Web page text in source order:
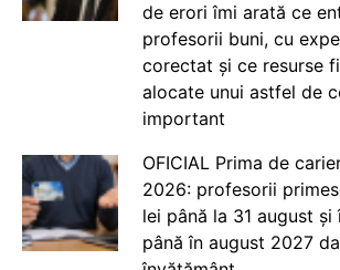
de erori îmi arată ce
profesorii buni, cu
corectat și ce resurse
alocate unui astfel de
important
OFICIAL Prima de
2026: profesorii
lei până la 31 august
până în august 2027